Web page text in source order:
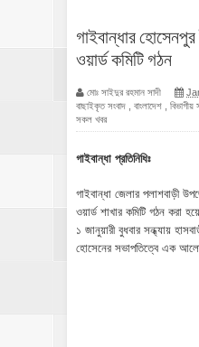
গাইবান্ধার
ওয়ার্ড কমিটি গঠন
মোঃ সাইদুর রহমান সাদী
বাছাইকৃত সংবাদ
বাংলাদেশ বিভাগীয়
সকল খবর
গাইবান্ধা প্রতিনিধিঃ
গাইবান্ধা জেলার পলাশবাড়ী
ওয়ার্ড শাখার কমিটি গঠন করা
১ জানুয়ারী বুধবার সন্ধ্যায়
হোসেনের সভাপতিত্বে এক